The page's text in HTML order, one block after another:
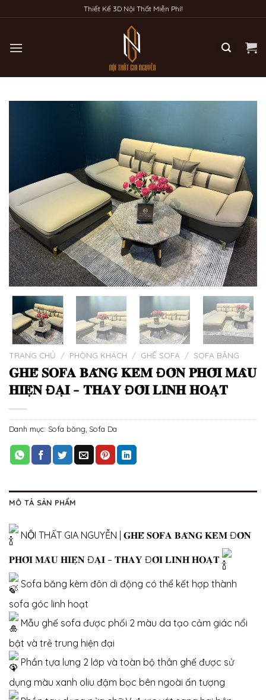
qua
dung
Thiết Kế 3D Nội Thất Miễn Phí!
TRANG CHỦ / PHÒNG KHÁCH / GHẾ SOFA / SOFA BĂNG
𝐆𝐇𝐄̂́ 𝐒𝐎𝐅𝐀 𝐁𝐀̆𝐍𝐆 𝐊𝐄̀𝐌 Đ𝐎̂𝐍 𝐏𝐇𝐎̂́𝐈 𝐌𝐀̀𝐔
𝐇𝐈𝐄̣̂𝐍 Đ𝐀̣𝐈 – 𝐓𝐇𝐀𝐘 Đ𝐎̂̉𝐈 𝐋𝐈𝐍𝐇 𝐇𝐎𝐀̣𝐓
Danh mục: Sofa băng Sofa Da
MÔ TẢ SẢN PHẨM
NỘI THẤT GIA NGUYỄN | 𝐆𝐇𝐄̂́ 𝐒𝐎𝐅𝐀 𝐁𝐀̆𝐍𝐆 𝐊𝐄̀𝐌 Đ𝐎̂𝐍
𝐏𝐇𝐎̂́𝐈 𝐌𝐀̀𝐔 𝐇𝐈𝐄̣̂𝐍 Đ𝐀̣𝐈 – 𝐓𝐇𝐀𝐘 Đ𝐎̂̉𝐈 𝐋𝐈𝐍𝐇 𝐇𝐎𝐀̣𝐓
Sofa băng kèm đôn di động có thể kết hợp thành
sofa góc linh hoạt
Mẫu ghế sofa được phối 2 màu da tạo cảm giác nổi
bật và trẻ trung hiện đại
Phần tựa lưng 2 lớp và toàn bộ thân ghế được sử
dụng màu xanh oliu đậm bọc bên ngoài ấn tượng